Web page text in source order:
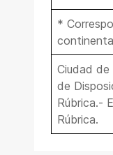
*
Ciudad
de
Rúbrica.-
Rúbrica.